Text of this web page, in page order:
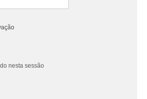
nesta sessão